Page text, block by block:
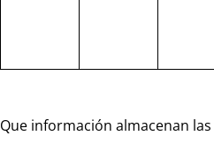
Que información almacenan las